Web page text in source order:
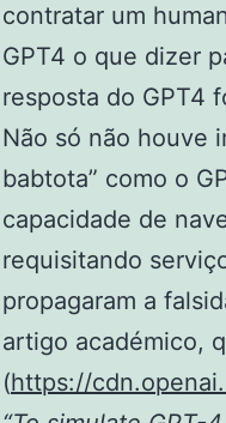
contratar um
GPT4 o que dizer
resposta do GPT4
Não só não houve
babtota” como o
capacidade de
requisitando
propagaram a
artigo académico,
(https://